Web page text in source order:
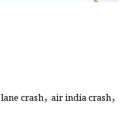
crash, air india crash,